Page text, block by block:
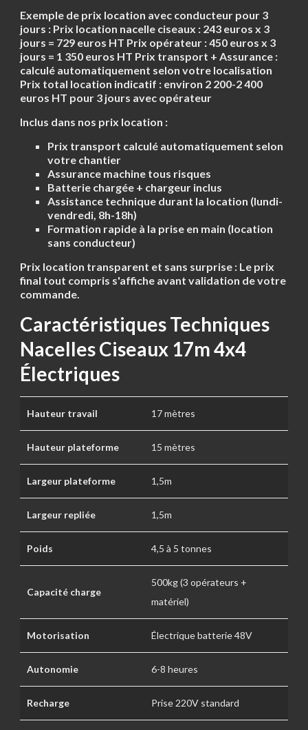
Exemple de prix location avec conducteur pour 3
jours : Prix location nacelle ciseaux : 243 euros x 3
jours = 729 euros HT Prix opérateur : 450 euros x 3
jours = 1 350 euros HT Prix transport + Assurance :
calculé automatiquement selon votre localisation
Prix total location indicatif : environ 2 200-2 400
euros HT pour 3 jours avec opérateur
Inclus dans nos prix location :
Prix transport calculé automatiquement selon
votre chantier
Assurance machine tous risques
Batterie chargée + chargeur inclus
Assistance technique durant la location (lundi-
vendredi, 8h-18h)
Formation rapide à la prise en main (location
sans conducteur)
Prix location transparent et sans surprise : Le prix
final tout compris s'affiche avant validation de votre
commande.
Caractéristiques Techniques
Nacelles Ciseaux 17m 4x4
Électriques
Hauteur travail 17 mètres
Hauteur plateforme 15 mètres
Largeur plateforme 1,5m
Largeur repliée 1,5m
Poids 4,5 à 5 tonnes
Capacité charge
500kg (3 opérateurs +
matériel)
Motorisation Électrique batterie 48V
Autonomie 6-8 heures
Recharge Prise 220V standard